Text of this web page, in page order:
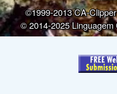
©1999-2013 CA-
© 2014-2025 Linguagem